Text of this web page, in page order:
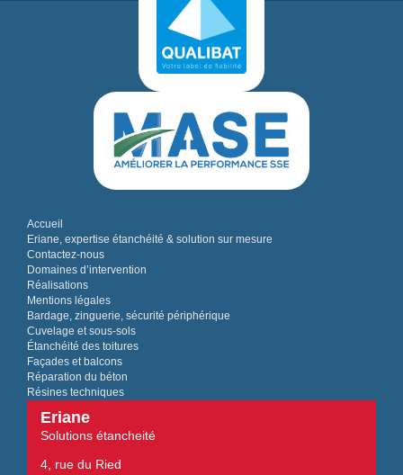
Accueil
Eriane, expertise étanchéité & solution sur mesure
Contactez-nous
Domaines d’intervention
Réalisations
Mentions légales
Bardage, zinguerie, sécurité périphérique
Cuvelage et sous-sols
Étanchéité des toitures
Façades et balcons
Réparation du béton
Résines techniques
Eriane
Solutions étancheité
4, rue du Ried